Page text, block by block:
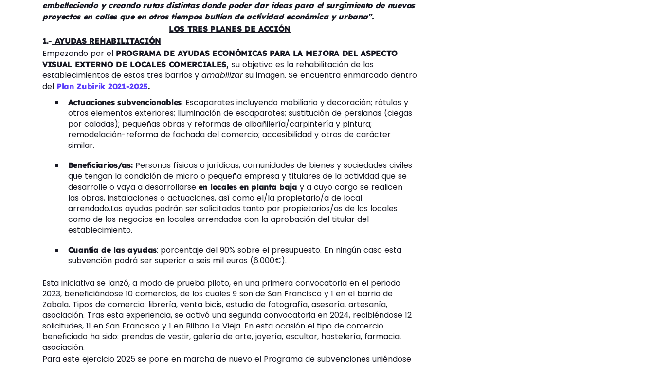
embelleciendo y creando rutas distintas donde poder dar ideas para el surgimiento de nuevos
proyectos en calles que en otros tiempos bullían de actividad económica y urbana”.
LOS TRES PLANES DE ACCIÓN
1.- AYUDAS REHABILITACIÓN
Empezando por el PROGRAMA DE AYUDAS ECONÓMICAS PARA LA MEJORA DEL ASPECTO
VISUAL EXTERNO DE LOCALES COMERCIALES, su objetivo es la rehabilitación de los
establecimientos de estos tres barrios y amabilizarsu imagen. Se encuentra enmarcado dentro
del Plan Zubirik 2021-2025.
Actuaciones subvencionables: Escaparates incluyendo mobiliario y decoración; rótulos y
otros elementos exteriores; Iluminación de escaparates; sustitución de persianas (ciegas
por caladas); pequeñas obras y reformas de albañilería/carpintería y pintura;
remodelación-reforma de fachada del comercio; accesibilidad y otros de carácter
similar.
Beneficiarios/as: Personas físicas o jurídicas, comunidades de bienes y sociedades civiles
que tengan la condición de micro o pequeña empresa y titulares de la actividad que se
desarrolle o vaya a desarrollarse en locales en planta baja y a cuyo cargo se realicen
las obras, instalaciones o actuaciones, así como el/la propietario/a de local
arrendado.Las ayudas podrán ser solicitadas tanto por propietarios/as de los locales
como de los negocios en locales arrendados con la aprobación del titular del
establecimiento.
Cuantía de las ayudas: porcentaje del 90% sobre el presupuesto. En ningún caso esta
subvención podrá ser superior a seis mil euros (6.000€).
Esta iniciativa se lanzó, a modo de prueba piloto, en una primera convocatoria en el periodo
2023, beneficiándose 10 comercios, de los cuales 9 son de San Francisco y 1 en el barrio de
Zabala. Tipos de comercio: librería, venta bicis, estudio de fotografía, asesoría, artesanía,
asociación. Tras esta experiencia, se activó una segunda convocatoria en 2024, recibiéndose 12
solicitudes, 11 en San Francisco y 1 en Bilbao La Vieja. En esta ocasión el tipo de comercio
beneficiado ha sido: prendas de vestir, galería de arte, joyería, escultor, hostelería, farmacia,
asociación.
Para este ejercicio 2025 se pone en marcha de nuevo el Programa de subvenciones uniéndose